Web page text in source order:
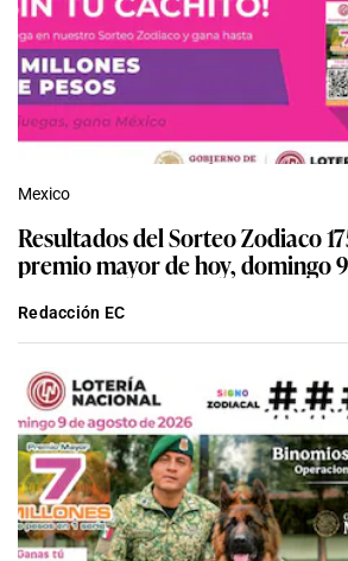
Mexico
Resultados del Sorteo Zodiaco
premio mayor de hoy, domingo
Redacción EC